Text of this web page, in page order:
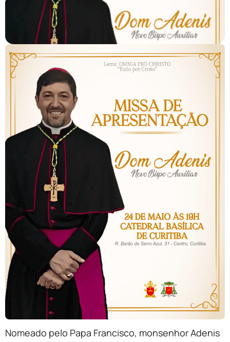
Nomeado pelo Papa Francisco, monsenhor Adenis